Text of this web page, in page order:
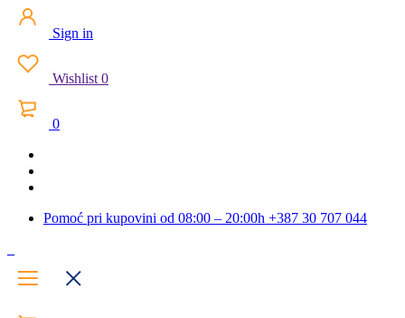
Sign in
Wishlist 0
0
Pomoć pri kupovini od 08:00 – 20:00h +387 30 707 044